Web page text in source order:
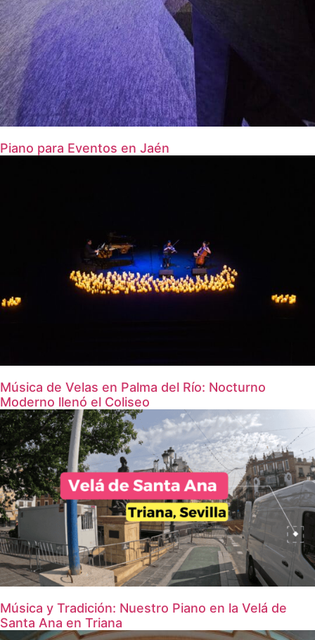
Piano para Eventos en Jaén
Música de Velas en Palma del Río: Nocturno
Moderno llenó el Coliseo
Música y Tradición: Nuestro Piano en la Velá de
Santa Ana en Triana